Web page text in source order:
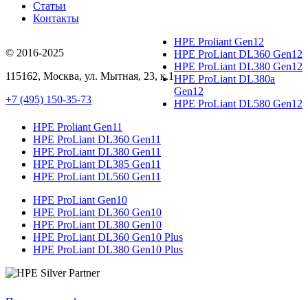
Статьи
Контакты
© 2016-2025
115162, Москва, ул. Мытная, 23, к.1
+7 (495) 150-35-73
HPE Proliant Gen12
HPE ProLiant DL360 Gen12
HPE ProLiant DL380 Gen12
HPE ProLiant DL380a
Gen12
HPE ProLiant DL580 Gen12
HPE Proliant Gen11
HPE ProLiant DL360 Gen11
HPE ProLiant DL380 Gen11
HPE ProLiant DL385 Gen11
HPE ProLiant DL560 Gen11
HPE ProLiant Gen10
HPE ProLiant DL360 Gen10
HPE ProLiant DL380 Gen10
HPE ProLiant DL360 Gen10 Plus
HPE ProLiant DL380 Gen10 Plus